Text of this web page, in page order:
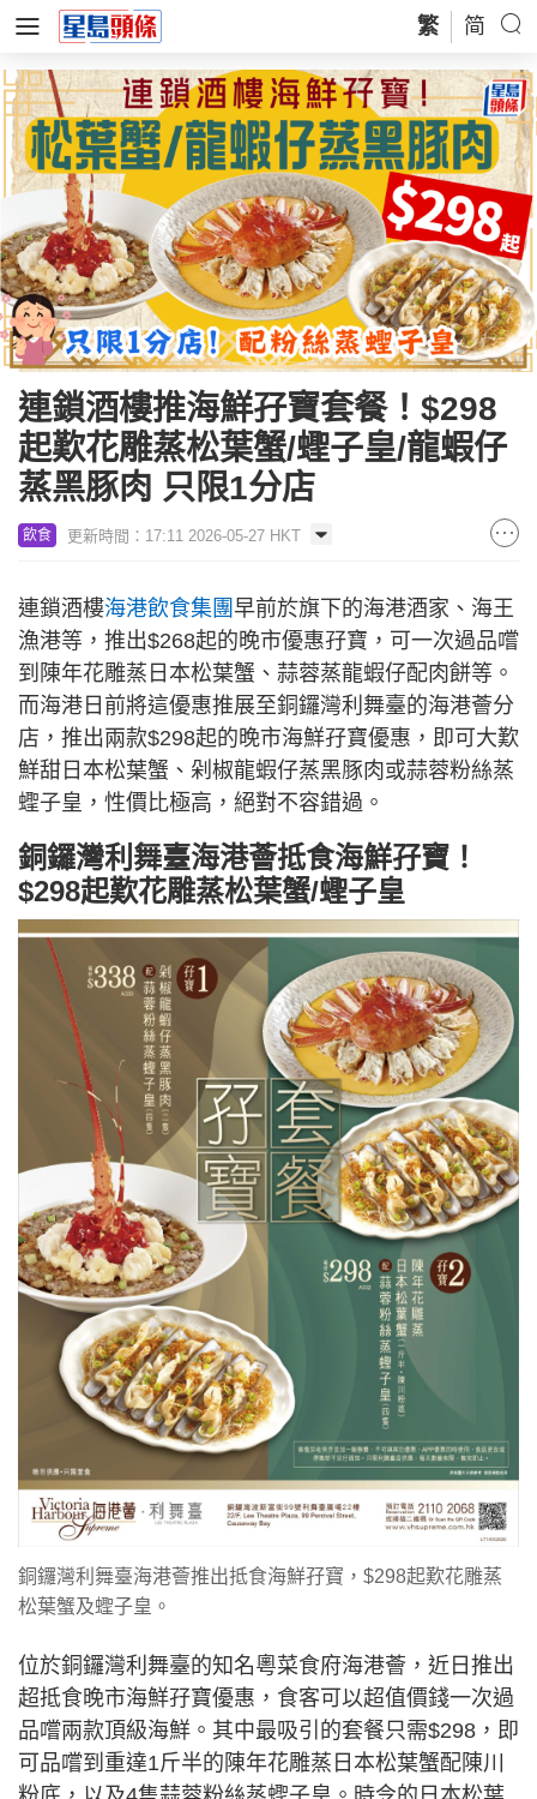
繁 简
連鎖酒樓推海鮮孖寶套餐！$298
起歎花雕蒸松葉蟹/蟶子皇/龍蝦仔
蒸黑豚肉 只限1分店
飲食 更新時間：17:11 2026-05-27 HKT
連鎖酒樓海港飲食集團早前於旗下的海港酒家、海王
漁港等，推出$268起的晚市優惠孖寶，可一次過品嚐
到陳年花雕蒸日本松葉蟹、蒜蓉蒸龍蝦仔配肉餅等。
而海港日前將這優惠推展至銅鑼灣利舞臺的海港薈分
店，推出兩款$298起的晚市海鮮孖寶優惠，即可大歎
鮮甜日本松葉蟹、剁椒龍蝦仔蒸黑豚肉或蒜蓉粉絲蒸
蟶子皇，性價比極高，絕對不容錯過。
銅鑼灣利舞臺海港薈抵食海鮮孖寶！
$298起歎花雕蒸松葉蟹/蟶子皇
銅鑼灣利舞臺海港薈推出抵食海鮮孖寶，$298起歎花雕蒸
松葉蟹及蟶子皇。
位於銅鑼灣利舞臺的知名粵菜食府海港薈，近日推出
超抵食晚市海鮮孖寶優惠，食客可以超值價錢一次過
品嚐兩款頂級海鮮。其中最吸引的套餐只需$298，即
可品嚐到重達1斤半的陳年花雕蒸日本松葉蟹配陳川